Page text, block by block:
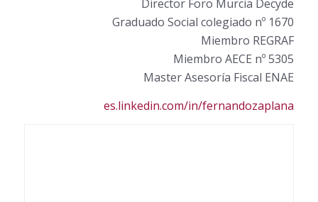
Director Foro Murcia Decyde
Graduado Social colegiado nº 1670
Miembro REGRAF
Miembro AECE nº 5305
Master Asesoría Fiscal ENAE
es.linkedin.com/in/fernandozaplana